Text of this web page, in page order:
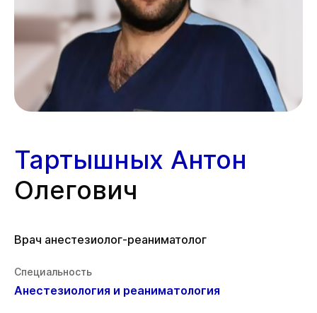
Тартышных Антон
Олегович
Врач анестезиолог-реаниматолог
Специальность
Анестезиология и реаниматология